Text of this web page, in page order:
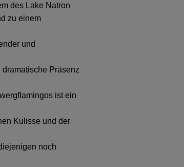
des Lake Natron
zu einem
und
Präsenz
ist ein
Kulisse und der
noch